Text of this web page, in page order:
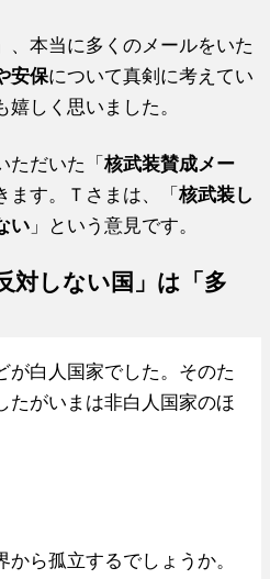
、本当に多くのメールをいた
安保について真剣に考えてい
しく思いました。
ただいた「核武装賛成メー
ます。Ｔさまは、「核武装し
い 」という意見です。
対しない国」は「多
が白人国家でした。そのた
たがいまは非白人国家のほ
ら孤立するでしょうか。